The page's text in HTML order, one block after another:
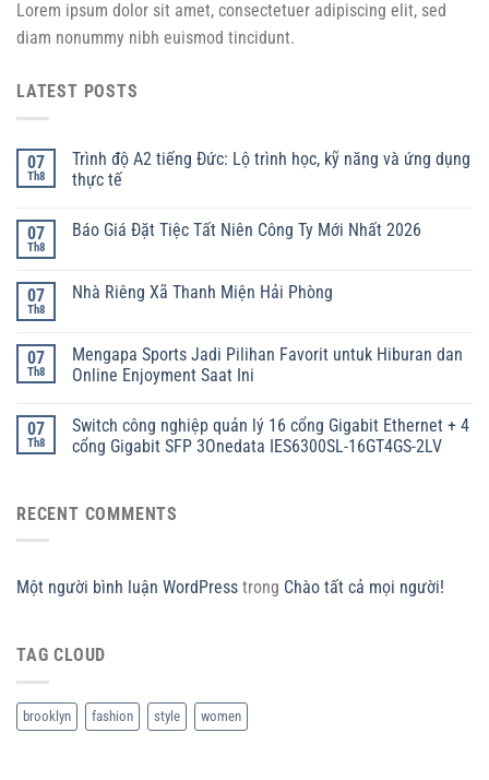
Lorem ipsum dolor sit amet, consectetuer adipiscing elit, sed
diam nonummy nibh euismod tincidunt.
LATEST POSTS
07
Th8
Trình độ A2 tiếng Đức: Lộ trình học, kỹ năng và ứng dụng
thực tế
07
Th8
Báo Giá Đặt Tiệc Tất Niên Công Ty Mới Nhất 2026
07
Th8
Nhà Riêng Xã Thanh Miện Hải Phòng
07
Th8
Mengapa Sports Jadi Pilihan Favorit untuk Hiburan dan
Online Enjoyment Saat Ini
07
Th8
Switch công nghiệp quản lý 16 cổng Gigabit Ethernet + 4
cổng Gigabit SFP 3Onedata IES6300SL-16GT4GS-2LV
RECENT COMMENTS
Một người bình luận WordPress trong Chào tất cả mọi người!
TAG CLOUD
brooklyn fashion style women